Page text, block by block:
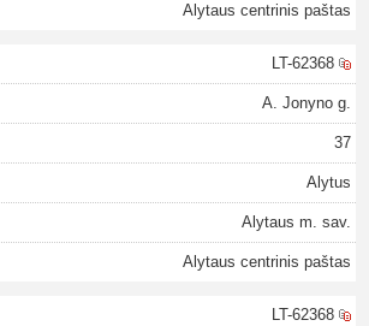
Alytaus centrinis paštas
LT-62368
A. Jonyno g.
37
Alytus
Alytaus m. sav.
Alytaus centrinis paštas
LT-62368